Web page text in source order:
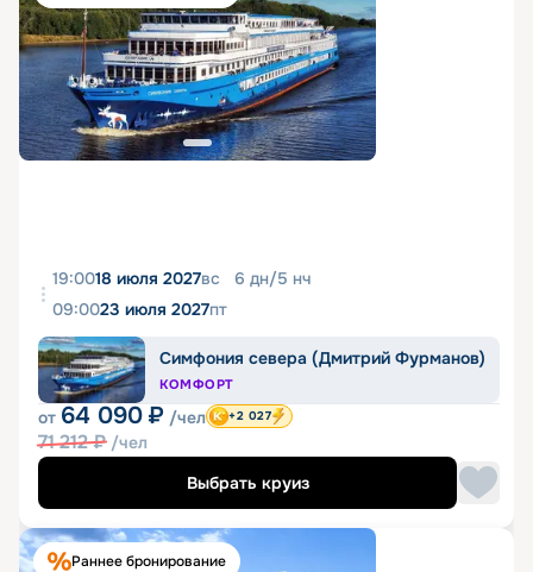
19:0018 июля 2027вс 6 дн/5 нч
09:0023 июля 2027пт
Симфония севера (Дмитрий Фурманов)
КОМФОРТ
от 64 090 ₽ /чел
71 212₽ /чел
+2 027
Выбрать круиз
Раннее бронирование